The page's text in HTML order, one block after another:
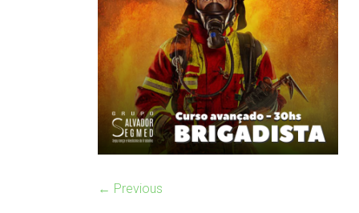
← Previous